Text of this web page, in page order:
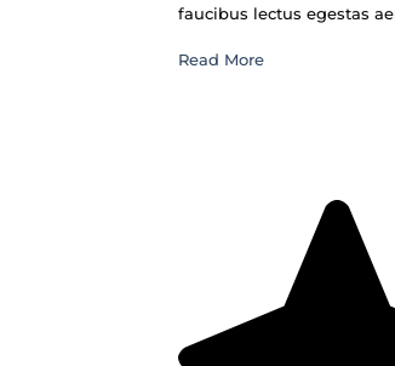
faucibus lectus egestas
Read More